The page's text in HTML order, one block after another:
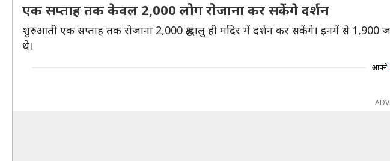
एक सप्ताह तक केवल 2,000 लोग रोजाना कर सकेंगे दर्शन
शुरुआती एक सप्ताह तक रोजाना 2,000 श्रद्धालु ही मंदिर में दर्शन कर सकेंगे। इनमें से
थे।
आपने